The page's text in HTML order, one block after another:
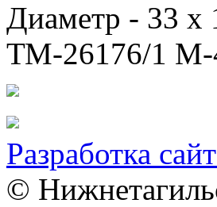
Диаметр - 33 х
ТМ-26176/1 М-
Разработка
©